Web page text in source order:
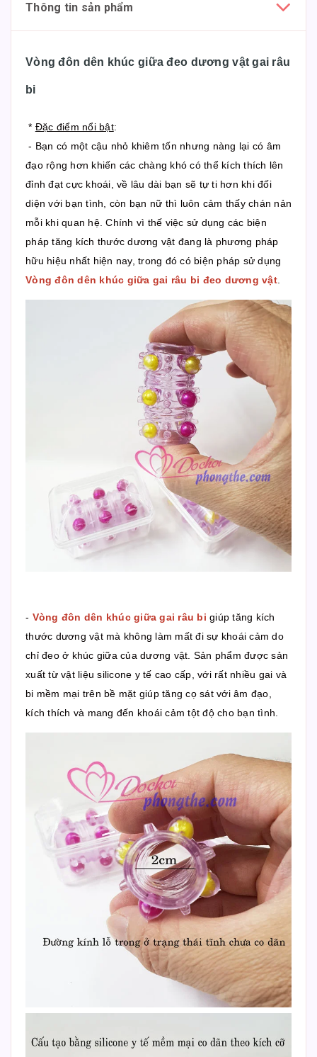
Thông tin sản phẩm
Vòng đôn dên khúc giữa đeo dương vật gai râu
bi
* Đặc điểm nổi bật:
- Bạn có một cậu nhỏ khiêm tốn nhưng nàng lại có âm
đạo rộng hơn khiến các chàng khó có thể kích thích lên
đỉnh đạt cực khoái, về lâu dài bạn sẽ tự ti hơn khi đối
diện với bạn tình, còn bạn nữ thì luôn cảm thấy chán nản
mỗi khi quan hệ. Chính vì thế việc sử dụng các biện
pháp tăng kích thước dương vật đang là phương pháp
hữu hiệu nhất hiện nay, trong đó có biện pháp sử dụng
Vòng đôn dên khúc giữa gai râu bi đeo dương vật.
- Vòng đôn dên khúc giữa gai râu bi giúp tăng kích
thước dương vật mà không làm mất đi sự khoái cảm do
chỉ đeo ở khúc giữa của dương vật. Sản phẩm được sản
xuất từ vật liệu silicone y tế cao cấp, với rất nhiều gai và
bi mềm mại trên bề mặt giúp tăng cọ sát với âm đạo,
kích thích và mang đến khoái cảm tột độ cho bạn tình.